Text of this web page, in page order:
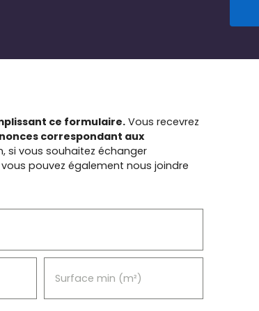
ce formulaire. Vous recevrez
correspondant aux
si vous souhaitez échanger
pouvez également nous joindre
Surface min (m²)